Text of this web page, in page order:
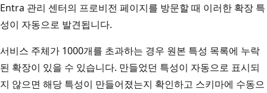
Entra 관리 센터의 프로비전 페이지를 방문할 때 이러한 확장 특
성이 자동으로 발견됩니다.
서비스 주체가 1000개를 초과하는 경우 원본 특성 목록에 누락
된 확장이 있을 수 있습니다. 만들었던 특성이 자동으로 표시되
지 않으면 해당 특성이 만들어졌는지 확인하고 스키마에 수동으